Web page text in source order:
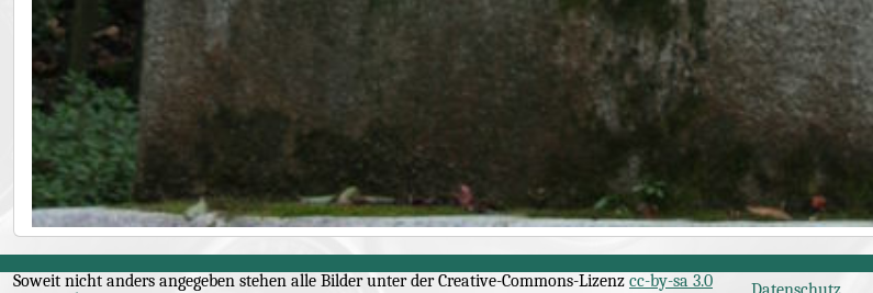
Soweit nicht anders angegeben stehen alle Bilder unter derCreative-Commons-Lizenz cc-by-sa 3.0